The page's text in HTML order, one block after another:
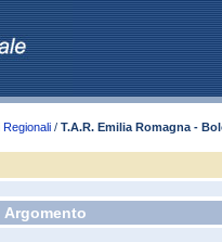
Regionali / T.A.R. Emilia Romagna -
Argomento